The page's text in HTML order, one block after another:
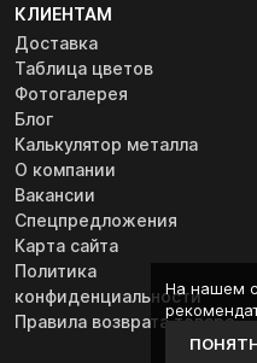
КЛИЕНТАМ
Доставка
Таблица цветов
Фотогалерея
Блог
Калькулятор металла
О компании
Вакансии
Спецпредложения
Карта сайта
Политика
конфиденциальности
Правила возврата товара
На нашем